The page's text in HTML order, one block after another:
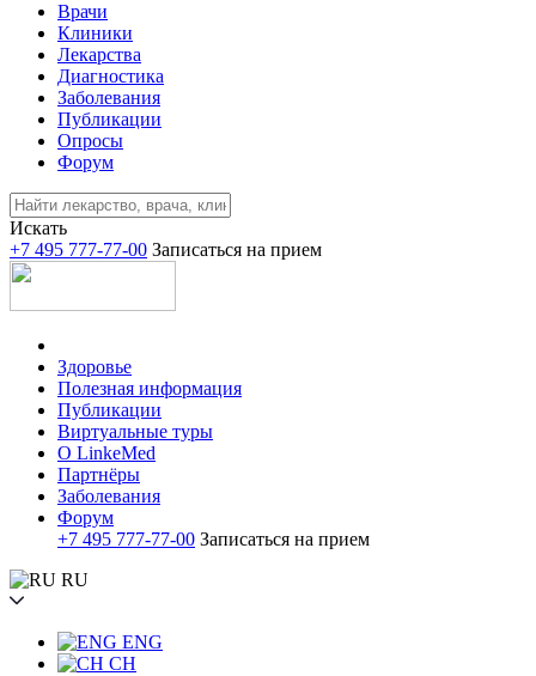
Врачи
Клиники
Лекарства
Диагностика
Заболевания
Публикации
Опросы
Форум
Искать
+7 495 777-77-00 Записаться на прием
Здоровье
Полезная информация
Публикации
Виртуальные туры
О LinkeMed
Партнёры
Заболевания
Форум
+7 495 777-77-00 Записаться на прием
RU
ENG
CH